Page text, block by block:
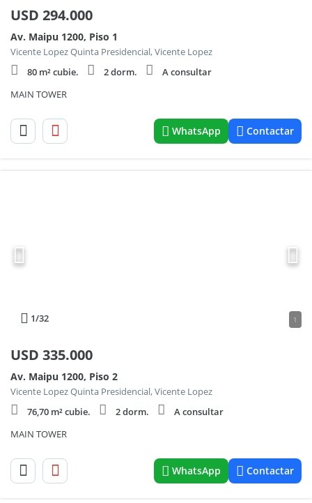
USD 294.000
Av. Maipu 1200, Piso 1
Vicente Lopez Quinta Presidencial, Vicente Lopez
80 m² cubie.
2 dorm.
A consultar
MAIN TOWER
WhatsApp Contactar
1/32 1
USD 335.000
Av. Maipu 1200, Piso 2
Vicente Lopez Quinta Presidencial, Vicente Lopez
76,70 m² cubie.
2 dorm.
A consultar
MAIN TOWER
WhatsApp Contactar